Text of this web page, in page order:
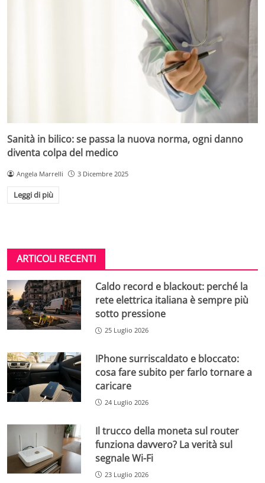
Sanità in bilico: se passa la nuova norma, ogni danno
diventa colpa del medico
Angela Marrelli 3 Dicembre 2025
Leggi di più
ARTICOLI RECENTI
Caldo record e blackout: perché la
rete elettrica italiana è sempre più
sotto pressione
25 Luglio 2026
IPhone surriscaldato e bloccato:
cosa fare subito per farlo tornare a
caricare
24 Luglio 2026
Il trucco della moneta sul router
funziona davvero? La verità sul
segnale Wi-Fi
23 Luglio 2026